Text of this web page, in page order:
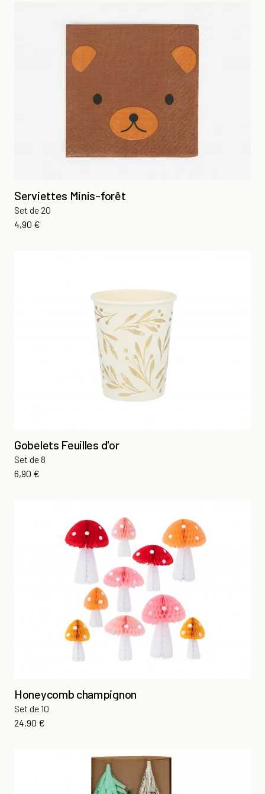
Serviettes Minis-forêt
Set de 20
Prix
4,90 €
Gobelets Feuilles d'or
Set de 8
Prix
6,90 €
Honeycomb champignon
Set de 10
Prix
24,90 €